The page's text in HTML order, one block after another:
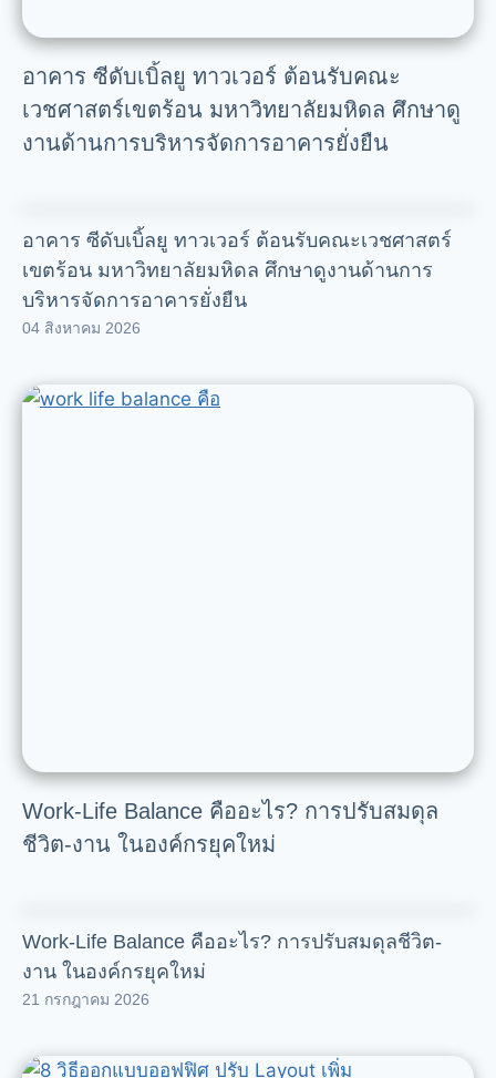
อาคาร ซีดับเบิ้ลยู ทาวเวอร์ ต้อนรับคณะ
เวชศาสตร์เขตร้อน มหาวิทยาลัยมหิดล ศึกษาดู
งานด้านการบริหารจัดการอาคารยั่งยืน
อาคาร ซีดับเบิ้ลยู ทาวเวอร์ ต้อนรับคณะเวชศาสตร์
เขตร้อน มหาวิทยาลัยมหิดล ศึกษาดูงานด้านการ
บริหารจัดการอาคารยั่งยืน
04 สิงหาคม 2026
Work-Life Balance คืออะไร? การปรับสมดุล
ชีวิต-งาน ในองค์กรยุคใหม่
Work-Life Balance คืออะไร? การปรับสมดุลชีวิต-
งาน ในองค์กรยุคใหม่
21 กรกฎาคม 2026